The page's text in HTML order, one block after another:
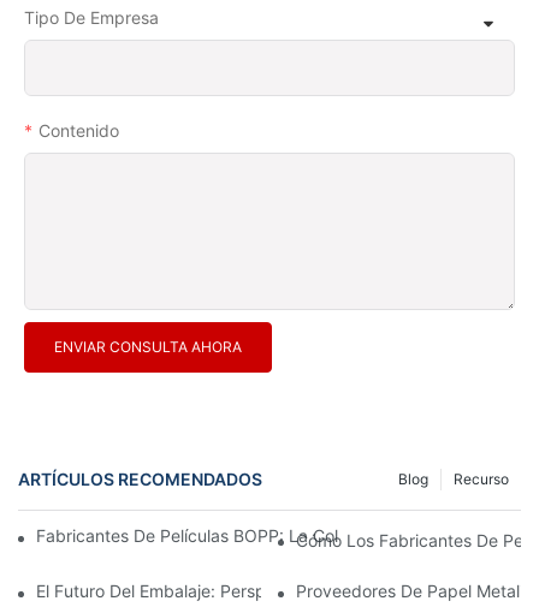
Tipo De Empresa
Contenido
ENVIAR CONSULTA AHORA
ARTÍCULOS RECOMENDADOS Recurso
Blog
Fabricantes De Películas BOPP: La Columna Vertebral De Los
Cómo Los Fabricantes De
El Futuro Del Embalaje: Perspectivas De Los Principales
Proveedores De Papel